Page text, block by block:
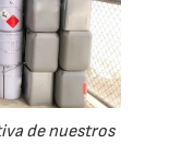
de nuestros